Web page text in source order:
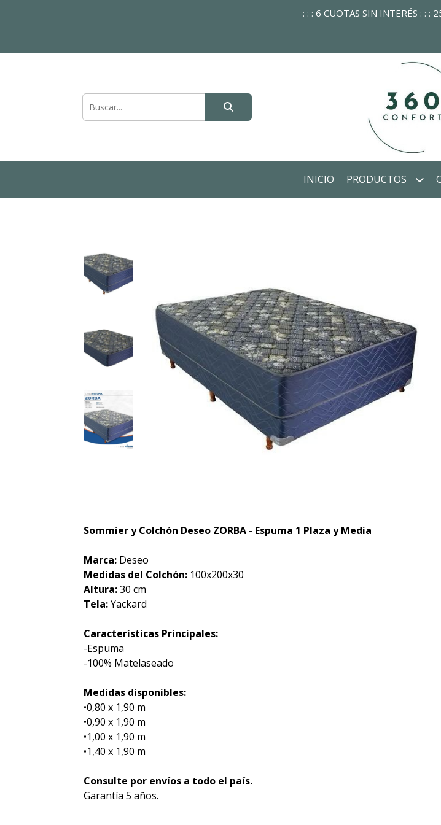
: : : 6 CUOTAS SIN INTERÉS : : :
INICIO PRODUCTOS
Sommier y Colchón Deseo ZORBA - Espuma 1 Plaza y Media
Marca:Deseo
Medidas del Colchón: 100x200x30
Altura:30 cm
Tela:Yackard
Características Principales:
-Espuma
-100% Matelaseado
Medidas disponibles:
•0,80 x 1,90 m
•0,90 x 1,90 m
•1,00 x 1,90 m
•1,40 x 1,90 m
Consulte por envíos a todo el país.
Garantía 5 años.